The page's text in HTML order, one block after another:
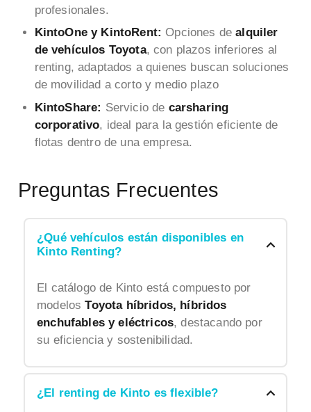
profesionales.
KintoOne y KintoRent: Opciones dealquiler
de vehículos Toyota, con plazos inferiores al
renting, adaptados a quienes buscan soluciones
de movilidad a corto y medio plazo
KintoShare: Servicio de carsharing
corporativo, ideal para la gestión eficiente de
flotas dentro de una empresa.
Preguntas Frecuentes
¿Qué vehículos están disponibles en
Kinto Renting?
El catálogo de Kinto está compuesto por
modelosToyota híbridos, híbridos
enchufables y eléctricos, destacando por
su eficiencia y sostenibilidad.
¿El renting de Kinto es flexible?